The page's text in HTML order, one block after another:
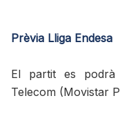
Prèvia Lliga Endesa
El partit es
Telecom (Movistar